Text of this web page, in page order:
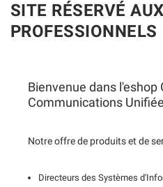
SITE RÉSERVÉ AUX
PROFESSIONNELS
Bienvenue dans l'eshop
Communications
Notre offre de produits et de
Directeurs des Systèmes